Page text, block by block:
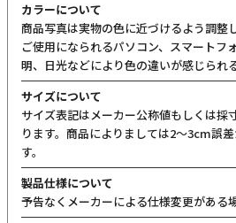
カラーについて
商品写真は実物の色に近づけるよう調整
ご使用になられるパソコン、スマートフ
明、日光などにより色の違いが感じられ
サイズについて
サイズ表記はメーカー公称値もしくは採
ります。商品によりましては2〜3cm誤
す。
製品仕様について
予告なくメーカーによる仕様変更がある